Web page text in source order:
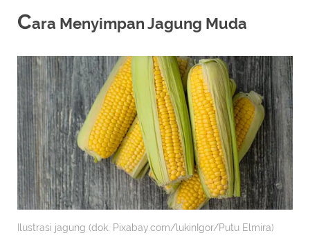
Cara Menyimpan Jagung Muda
Ilustrasi jagung (dok. Pixabay.com/lukinIgor/Putu Elmira)